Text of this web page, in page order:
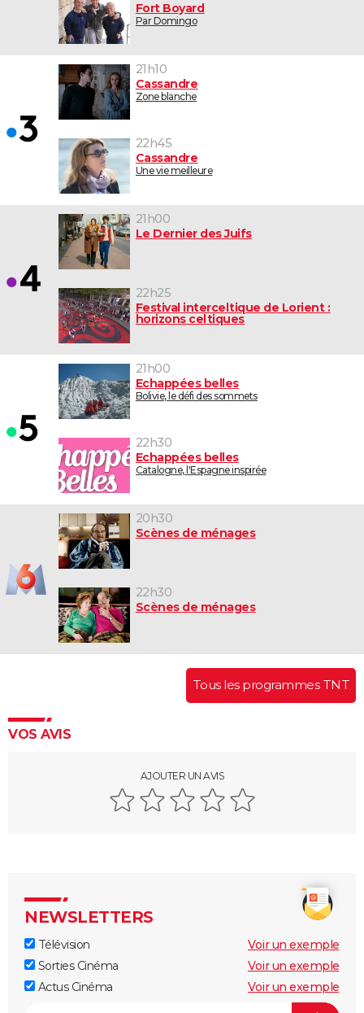
Fort Boyard
Par Domingo
21h10
Cassandre
Zone blanche
22h45
Cassandre
Une vie meilleure
21h00
Le Dernier des Juifs
22h25
Festival interceltique de Lorient :
horizons celtiques
21h00
Echappées belles
Bolivie, le défi des sommets
22h30
Echappées belles
Catalogne, l'Espagne inspirée
20h30
Scènes de ménages
22h30
Scènes de ménages
Tous les programmes TNT
VOS AVIS
AJOUTER UN AVIS
NEWSLETTERS
Télévision
Voir un exemple
Sorties Cinéma
Voir un exemple
Actus Cinéma
Voir un exemple